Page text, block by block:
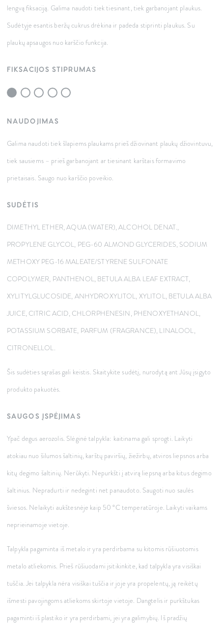
lengvą fiksaciją. Galima naudoti tiek tiesinant, tiek garbanojant plaukus.
Sudėtyje esantis beržų cukrus drėkina ir padeda stiprinti plaukus. Su
plaukų apsaugos nuo karščio funkcija.
FIKSACIJOS STIPRUMAS
NAUDOJIMAS
Galima naudoti tiek šlapiems plaukams prieš džiovinant plaukų džiovintuvu,
tiek sausiems – prieš garbanojant ar tiesinant karštais formavimo
prietaisais. Saugo nuo karščio poveikio.
SUDĖTIS
DIMETHYL ETHER, AQUA (WATER), ALCOHOL DENAT.,
PROPYLENE GLYCOL, PEG-60 ALMOND GLYCERIDES, SODIUM
METHOXY PEG-16 MALEATE/STYRENE SULFONATE
COPOLYMER, PANTHENOL, BETULA ALBA LEAF EXTRACT,
XYLITYLGLUCOSIDE, ANHYDROXYLITOL, XYLITOL, BETULA ALBA
JUICE, CITRIC ACID, CHLORPHENESIN, PHENOXYETHANOL,
POTASSIUM SORBATE, PARFUM (FRAGRANCE), LINALOOL,
CITRONELLOL.
Šis sudėties sąrašas gali keistis. Skaitykite sudėtį, nurodytą ant Jūsų įsigyto
produkto pakuotės.
SAUGOS ĮSPĖJIMAS
Ypač degus aerozolis. Slėginė talpykla: kaitinama gali sprogti. Laikyti
atokiau nuo šilumos šaltinių, karštų paviršių, žiežirbų, atviros liepsnos arba
kitų degimo šaltinių. Nerūkyti. Nepurkšti į atvirą liepsną arba kitus degimo
šaltinius. Nepradurti ir nedeginti net panaudoto. Saugoti nuo saulės
šviesos. Nelaikyti aukštesnėje kaip 50 °C temperatūroje. Laikyti vaikams
neprieinamoje vietoje.
Talpykla pagaminta iš metalo ir yra perdirbama su kitomis rūšiuotomis
metalo atliekomis. Prieš rūšiuodami įsitikinkite, kad talpykla yra visiškai
tuščia. Jei talpykla nėra visiškai tuščia ir joje yra propelentų, ją reikėtų
išmesti pavojingoms atliekoms skirtoje vietoje. Dangtelis ir purkštukas
pagaminti iš plastiko ir yra perdirbami, jei yra galimybių. Iš pradžių